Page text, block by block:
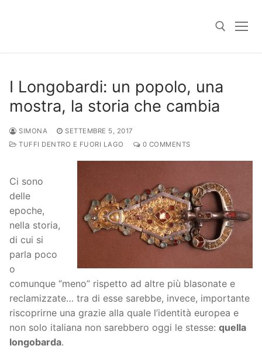
I Longobardi: un popolo, una
mostra, la storia che cambia
SIMONA
SETTEMBRE 5, 2017
TUFFI DENTRO E FUORI LAGO
0 COMMENTS
Ci sono
delle
epoche,
nella storia,
di cui si
parla poco
o
comunque “meno” rispetto ad altre più blasonate e
reclamizzate… tra di esse sarebbe, invece, importante
riscoprirne una grazie alla quale l’identità europea e
non solo italiana non sarebbero oggi le stesse: quella
longobarda.